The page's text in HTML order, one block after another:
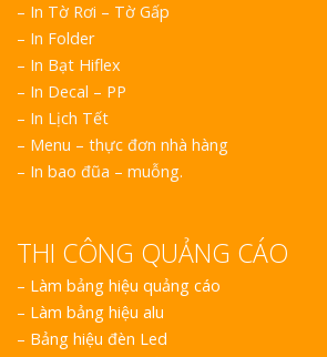
– In Tờ Rơi – Tờ Gấp
– In Folder
– In Bạt Hiflex
– In Decal – PP
– In Lịch Tết
– Menu – thực đơn nhà hàng
– In bao đũa – muỗng.
THI CÔNG QUẢNG CÁO
– Làm bảng hiệu quảng cáo
– Làm bảng hiệu alu
– Bảng hiệu đèn Led